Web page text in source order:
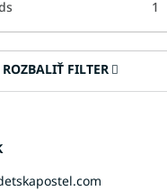
1
ROZBALIŤ FILTER